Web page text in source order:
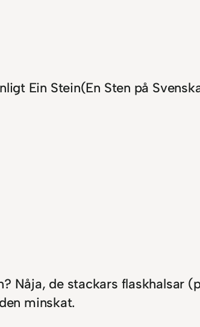
Ein Stein(En Sten på
Nåja, de stackars flaskhalsar
minskat.